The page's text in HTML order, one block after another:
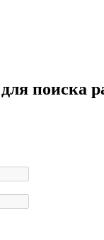
поиска